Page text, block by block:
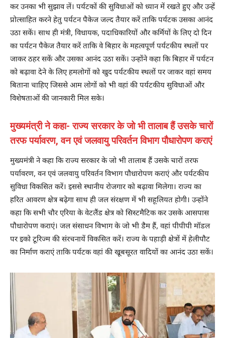
कर उनका भी सुझाव लें। पर्यटकों की सुविधाओं को ध्यान में रखते हुए और उन्हें
प्रोत्साहित करने हेतु पर्यटन पैकेज जल्द तैयार करें ताकि पर्यटक उसका आनंद
उठा सकें। साथ ही मंत्री, विधायक, पदाधिकारियों और कर्मियों के लिए दो दिन
का पर्यटन पैकेज तैयार करें ताकि वे बिहार के महत्वपूर्ण पर्यटकीय स्थलों पर
जाकर ठहर सकें और उसका आनंद उठा सकें। उन्होंने कहा कि बिहार में पर्यटन
को बढ़ावा देने के लिए हमलोगों को खुद पर्यटकीय स्थलों पर जाकर वहां समय
बिताना चाहिए जिससे आम लोगों को भी वहां की पर्यटकीय सुविधाओं और
विशेषताओं की जानकारी मिल सके।
मुख्यमंत्री ने कहा- राज्य सरकार के जो भी तालाब हैं उसके चारों
तरफ पर्यावरण, वन एवं जलवायु परिवर्तन विभाग पौधारोपण कराएं
मुख्यमंत्री ने कहा कि राज्य सरकार के जो भी तालाब हैं उसके चारों तरफ
पर्यावरण, वन एवं जलवायु परिवर्तन विभाग पौधारोपण कराएं और पर्यटकीय
सुविधा विकसित करें। इससे स्थानीय रोजगार को बढ़ावा मिलेगा। राज्य का
हरित आवरण क्षेत्र बढ़ेगा साथ ही जल संरक्षण में भी सहूलियत होगी। उन्होंने
कहा कि सभी चौर एरिया के वेटलैंड क्षेत्र को सिस्टमैटिक कर उसके आसपास
पौधारोपण कराएं। जल संसाधन विभाग के जो भी डैम हैं, वहां पीपीपी मॉडल
पर इको टूरिज्म की संरचनायें विकसित करें। राज्य के पहाड़ी क्षेत्रों में हेलीपौट
का निर्माण कराएं ताकि पर्यटक वहां की खूबसूरत वादियों का आनंद उठा सकें।